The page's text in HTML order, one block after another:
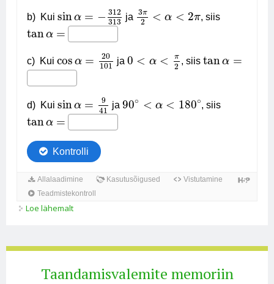
Loe lähemalt
Taandamisvalemite memoriin